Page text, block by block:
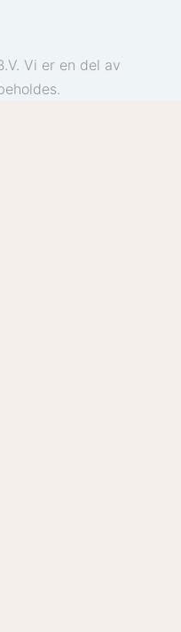
Vi er en del av